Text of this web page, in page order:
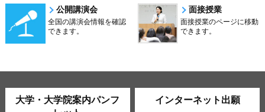
公開講演会
全国の講演会情報を確認
できます。
面接授業
面接授業のページに移動
できます。
大学・大学院案内パンフ
インターネット出願